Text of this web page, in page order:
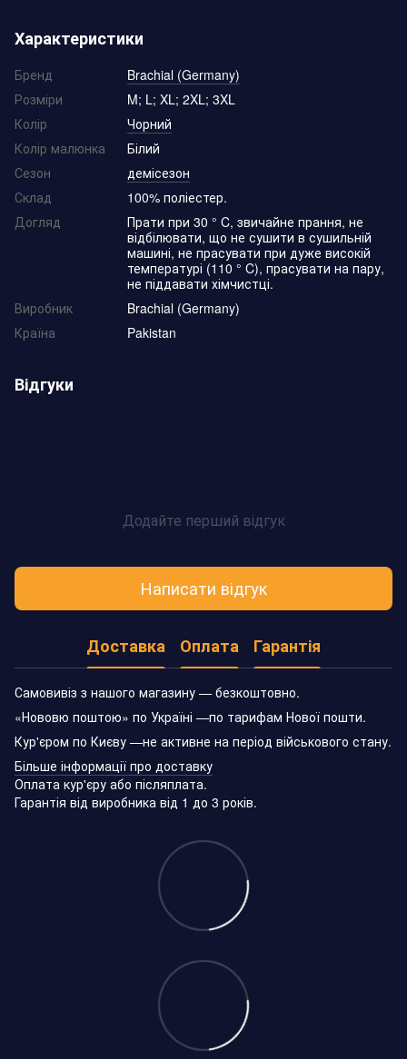
Характеристики
Бренд
Brachial (Germany)
Розміри
M; L; XL; 2XL; 3XL
Колір
Чорний
Колір малюнка
Білий
Сезон
демісезон
Склад
100% поліестер.
Догляд
Прати при 30 ° C, звичайне прання, не
відбілювати, що не сушити в сушильній
машині, не прасувати при дуже високій
температурі (110 ° C), прасувати на пару,
не піддавати хімчистці.
Виробник
Brachial (Germany)
Країна
Pakistan
Відгуки
Додайте перший відгук
Написати відгук
Доставка Оплата Гарантія
Самовивіз з нашого магазину — безкоштовно.
«Нововю поштою» по Україні —по тарифам Нової пошти.
Кур'єром по Києву —не активне на період військового стану.
Більше інформації про доставку
Оплата кур'єру або післяплата.
Гарантія від виробника від 1 до 3 років.